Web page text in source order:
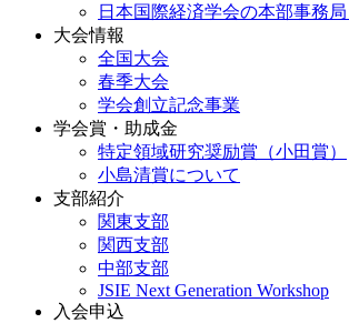
日本国際経済学会の本部事務
大会情報
全国大会
春季大会
学会創立記念事業
学会賞・助成金
特定領域研究奨励賞（小田賞）
小島清賞について
支部紹介
関東支部
関西支部
中部支部
JSIE Next Generation Workshop
入会申込